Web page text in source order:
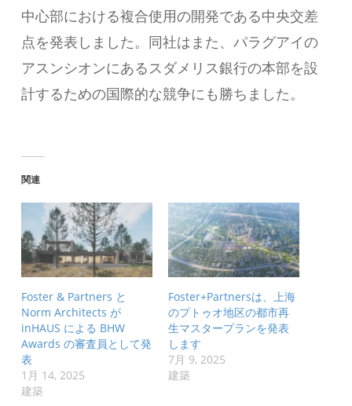
中心部における複合使用の開発である中央交差
点を発表しました。同社はまた、パラグアイの
アスンシオンにあるスダメリス銀行の本部を設
計するための国際的な競争にも勝ちました。
関連
Foster & Partners と
Norm Architects が
inHAUS による BHW
Awards の審査員として発
表
1月 14, 2025
建築
Foster+Partnersは、上海
のプトゥオ地区の都市再
生マスタープランを発表
します
7月 9, 2025
建築